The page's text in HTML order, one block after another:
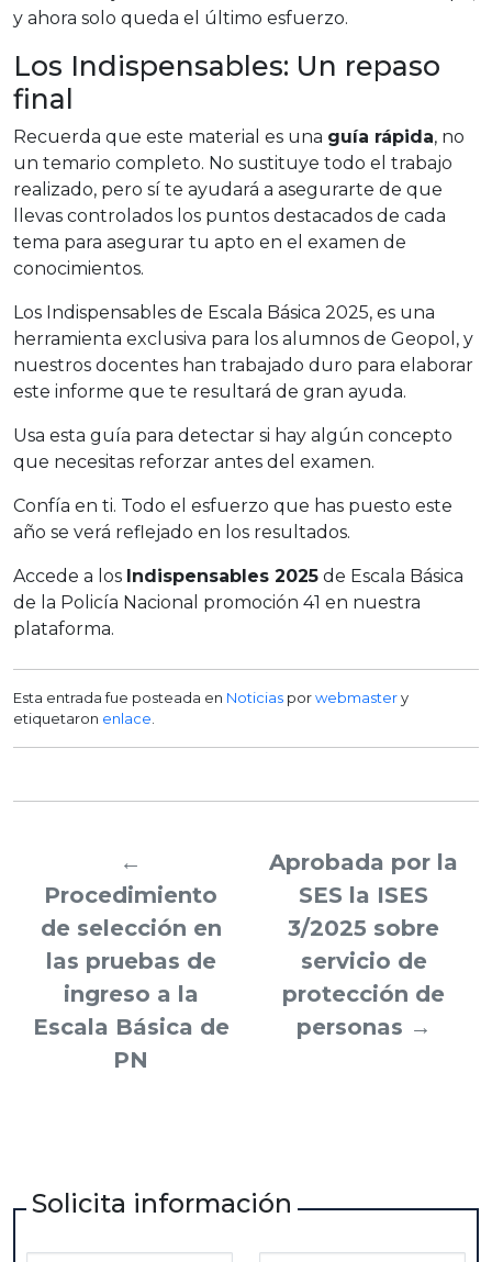
y ahora solo queda el último esfuerzo.
Los Indispensables: Un repaso
final
Recuerda que este material es una guía rápida, no
un temario completo. No sustituye todo el trabajo
realizado, pero sí te ayudará a asegurarte de que
llevas controlados los puntos destacados de cada
tema para asegurar tu apto en el examen de
conocimientos.
Los Indispensables de Escala Básica 2025, es una
herramienta exclusiva para los alumnos de Geopol, y
nuestros docentes han trabajado duro para elaborar
este informe que te resultará de gran ayuda.
Usa esta guía para detectar si hay algún concepto
que necesitas reforzar antes del examen.
Confía en ti. Todo el esfuerzo que has puesto este
año se verá reflejado en los resultados.
Accede a los Indispensables 2025 de Escala Básica
de la Policía Nacional promoción 41 en nuestra
plataforma.
Esta entrada fue posteada en Noticias porwebmastery
etiquetaron enlace
←
Procedimiento
de selección en
las pruebas de
ingreso a la
Escala Básica de
PN
Aprobada por la
SES la ISES
3/2025 sobre
servicio de
protección de
personas →
Solicita información